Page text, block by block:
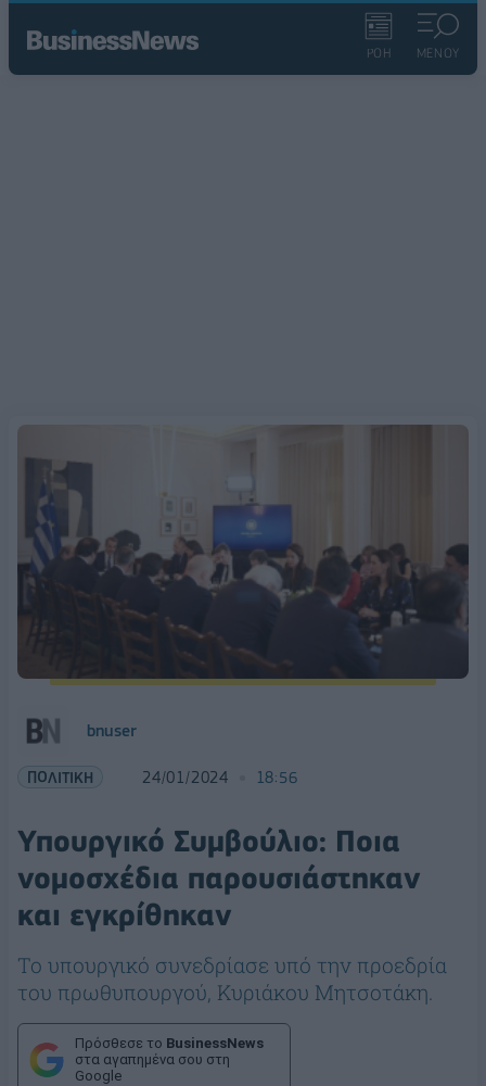
ΡΟΗ ΜΕΝΟΥ
bnuser
ΠΟΛΙΤΙΚΗ 24/01/2024 18:56
Υπουργικό Συμβούλιο: Ποια
νομοσχέδια παρουσιάστηκαν
και εγκρίθηκαν
To υπουργικό συνεδρίασε υπό την προεδρία
του πρωθυπουργού, Κυριάκου Μητσοτάκη.
Πρόσθεσε το BusinessNews
στα αγαπημένα σου στη
Google